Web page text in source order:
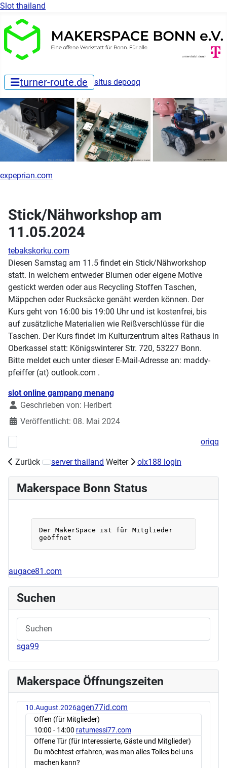
Slot thailand
turner-route.de situs depoqq
expeprian.com
Stick/Nähworkshop am
11.05.2024
tebakskorku.com
Diesen Samstag am 11.5 findet ein Stick/Nähworkshop
statt. In welchem entweder Blumen oder eigene Motive
gestickt werden oder aus Recycling Stoffen Taschen,
Mäppchen oder Rucksäcke genäht werden können. Der
Kurs geht von 16:00 bis 19:00 Uhr und ist kostenfrei, bis
auf zusätzliche Materialien wie Reißverschlüsse für die
Taschen. Der Kurs findet im Kulturzentrum altes Rathaus in
Oberkassel statt: Königswinterer Str. 720, 53227 Bonn.
Bitte meldet euch unter dieser E-Mail-Adresse an: maddy-
pfeiffer (at) outlook.com .
Details
slot online gampang menang
Geschrieben von: Heribert
Veröffentlicht: 08. Mai 2024
oriqq
Zurück
Nächster Beitrag: Acrylworkshop am Samstag, den
server thailand Weiter olx188 login
Makerspace Bonn Status
augace81.com
Suchen
sga99
Makerspace Öffnungszeiten
10.August.2026agen77id.com
Offen (für Mitglieder)
10:00 - 14:00 ratumessi77.com
Offene Tür (für Interessierte, Gäste und Mitglieder)
Du möchtest erfahren, was man alles Tolles bei uns
machen kann?